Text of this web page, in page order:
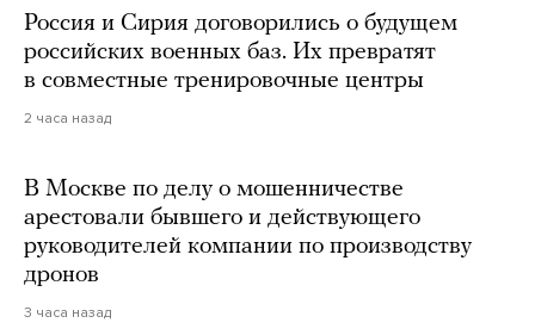
Россия и Сирия договорились о будущем
российских военных баз. Их превратят
в совместные тренировочные центры
2 часа назад
В Москве по делу о мошенничестве
арестовали бывшего и действующего
руководителей компании по производству
дронов
3 часа назад